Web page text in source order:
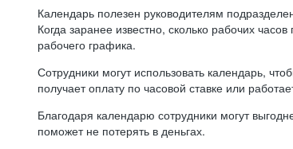
Календарь полезен руководителям
Когда заранее известно, сколько рабочих
рабочего графика.
Сотрудники могут использовать календарь,
получает оплату по часовой ставке или
Благодаря календарю сотрудники могут
поможет не потерять в деньгах.